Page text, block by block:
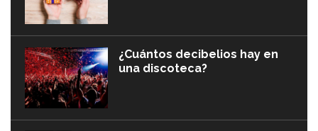
¿Cuántos decibelios hay en
una discoteca?